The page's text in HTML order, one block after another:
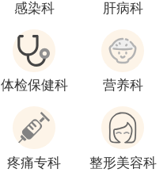
感染科 肝病科
体检保健科 营养科
疼痛专科 整形美容科